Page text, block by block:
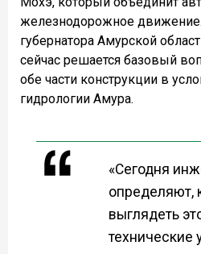
железнодорожное
губернатора Амурской
сейчас решается базовый
обе части конструкции в
гидрологии Амура.
«Сегодня
определяют,
выглядеть
технические